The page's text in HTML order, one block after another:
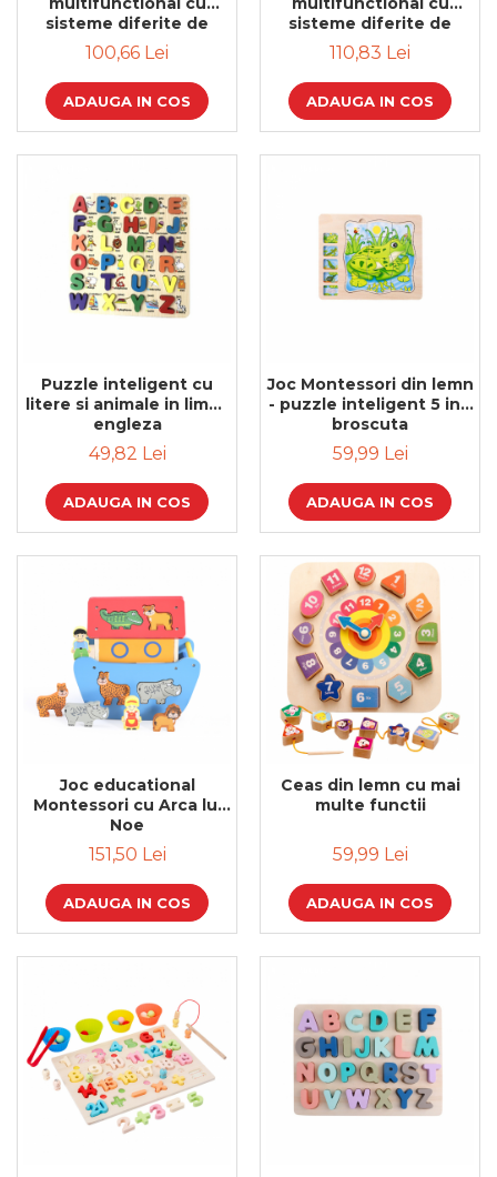
sisteme diferite de
deschidere
100,66 Lei
ADAUGA IN COS
sisteme diferite de
deschidere
110,83 Lei
ADAUGA IN COS
Puzzle inteligent cu
litere si animale in limba
engleza
49,82 Lei
ADAUGA IN COS
Joc Montessori din lemn
- puzzle inteligent 5 in 1
broscuta
59,99 Lei
ADAUGA IN COS
Joc educational
Montessori cu Arca lui
Noe
151,50 Lei
ADAUGA IN COS
Ceas din lemn cu mai
multe functii
59,99 Lei
ADAUGA IN COS